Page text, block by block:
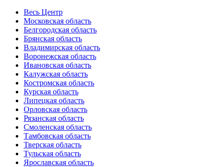
Весь Центр
Московская область
Белгородская область
Брянская область
Владимирская область
Воронежская область
Ивановская область
Калужская область
Костромская область
Курская область
Липецкая область
Орловская область
Рязанская область
Смоленская область
Тамбовская область
Тверская область
Тульская область
Ярославская область